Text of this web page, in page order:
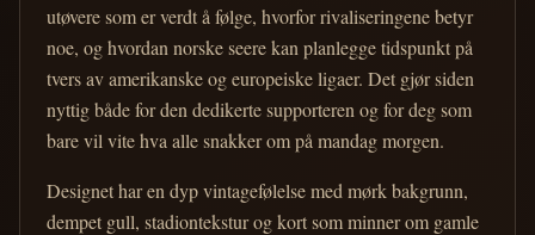
utøvere som er verdt å følge, hvorfor rivaliseringene betyr
noe, og hvordan norske seere kan planlegge tidspunkt på
tvers av amerikanske og europeiske ligaer. Det gjør siden
nyttig både for den dedikerte supporteren og for deg som
bare vil vite hva alle snakker om på mandag morgen.
Designet har en dyp vintagefølelse med mørk bakgrunn,
dempet gull, stadiontekstur og kort som minner om gamle